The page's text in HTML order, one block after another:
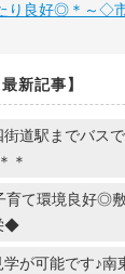
り良好◎＊～◇
最新記事】
道駅までバス
＊
育て環境良好◎
◆
が可能です♪南